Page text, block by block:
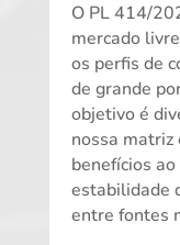
O PL 414/
mercado
os perfis de
de grande
objetivo é
nossa matriz
benefícios
estabilidade
entre fontes